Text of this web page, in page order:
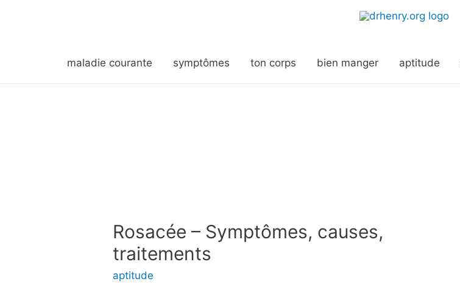
maladie courante symptômes ton corps bien manger aptitude
Rosacée – Symptômes, causes,
traitements
aptitude